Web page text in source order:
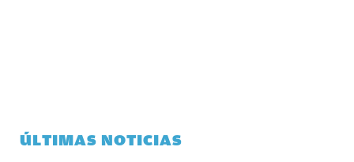
ÚLTIMAS NOTICIAS